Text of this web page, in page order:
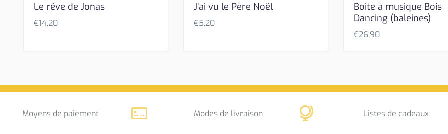
Le rêve de Jonas
€14,20
J’ai vu le Père Noël
€5,20
Boite à musique Bois
Dancing (baleines)
€26,90
Moyens de paiement Modes de livraison Listes de cadeaux